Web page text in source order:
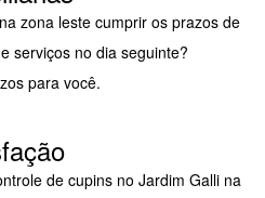
zona leste cumprir os prazos de
serviços no dia seguinte?
para você.
de cupins no Jardim Galli na